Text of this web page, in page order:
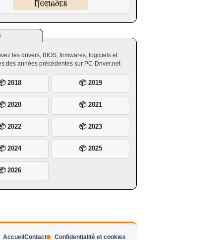
les drivers, BIOS, firmwares, logiciels et
des années précédentes sur PC-Driver.net
2018 📦 2019
2020 📦 2021
2022 📦 2023
2024 📦 2025
2026
Accueil Contact Confidentialité et cookies